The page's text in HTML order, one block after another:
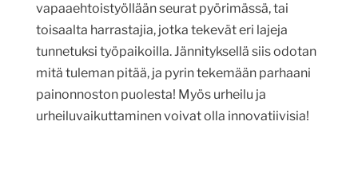
vapaaehtoistyöllään seurat pyörimässä, tai
toisaalta harrastajia, jotka tekevät eri lajeja
tunnetuksi työpaikoilla. Jännityksellä siis odotan
mitä tuleman pitää, ja pyrin tekemään parhaani
painonnoston puolesta! Myös urheilu ja
urheiluvaikuttaminen voivat olla innovatiivisia!